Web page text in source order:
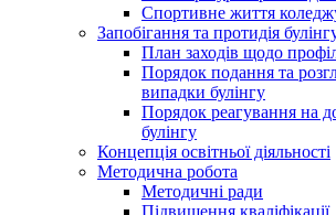
Спортивне життя
Запобігання та протидія
План заходів щодо
Порядок подання та
випадки булінгу
Порядок реагування на
булінгу
Концепція освітньої діяльності
Методична робота
Методичні ради
Підвищення кваліфікації